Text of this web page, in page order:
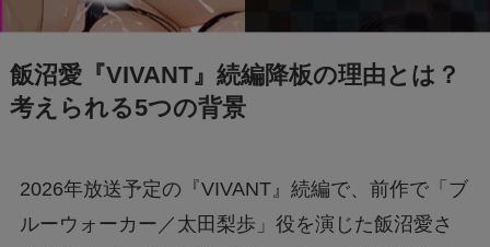
飯沼愛『VIVANT』続編降板の理由とは？
考えられる5つの背景
2026年放送予定の『VIVANT』続編で、前作で「ブ
ルーウォーカー／太田梨歩」役を演じた飯沼愛さ